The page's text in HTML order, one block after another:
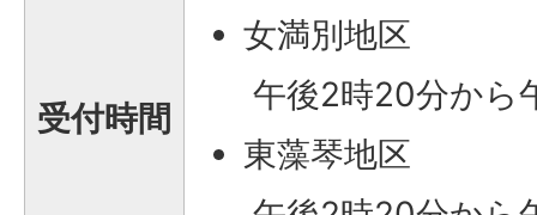
受付時間
女満別地区
午後2時20分から
東藻琴地区